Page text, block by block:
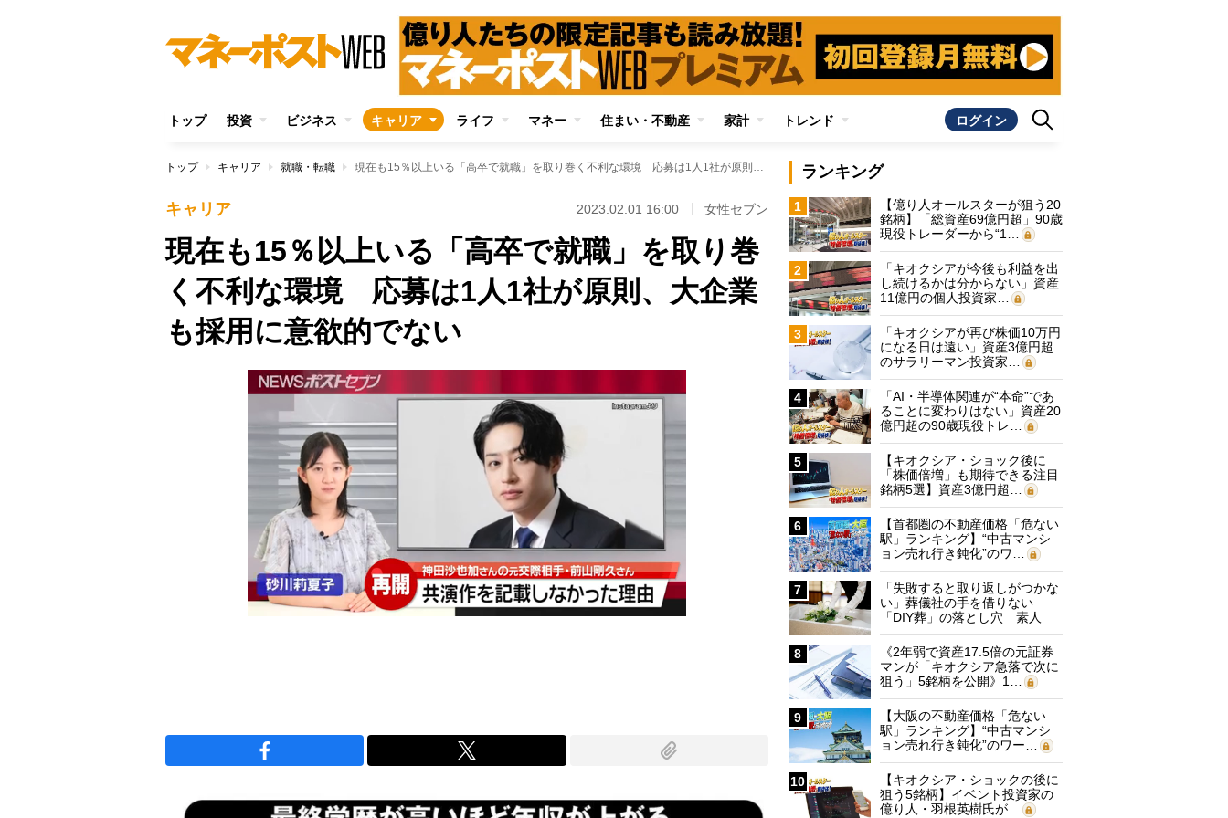
トップ 投資 ビジネス キャリア ライフ マネー 住まい・不動産 家計 トレンド ログイン
トップ キャリア 就職・転職 現在も15％以上いる「高卒で就職」を取り巻く不利な環境 応募は1人1社が原則、大企業も採用に意欲的でない
キャリア 2023.02.01 16:00 女性セブン
現在も15％以上いる「高卒で就職」を取り巻
く不利な環境 応募は1人1社が原則、大企業
も採用に意欲的でない
ランキング
1
【億り人オールスターが狙う20
銘柄】「総資産69億円超」90歳
現役トレーダーから“1…
2
「キオクシアが今後も利益を出
し続けるかは分からない」資産
11億円の個人投資家…
3
「キオクシアが再び株価10万円
になる日は遠い」資産3億円超
のサラリーマン投資家…
4
「AI・半導体関連が“本命”であ
ることに変わりはない」資産20
億円超の90歳現役トレ…
5
【キオクシア・ショック後に
「株価倍増」も期待できる注目
銘柄5選】資産3億円超…
6
【首都圏の不動産価格「危ない
駅」ランキング】“中古マンシ
ョン売れ行き鈍化”のワ…
7
「失敗すると取り返しがつかな
い」葬儀社の手を借りない
「DIY葬」の落とし穴 素人
に…
8
《2年弱で資産17.5倍の元証券
マンが「キオクシア急落で次に
狙う」5銘柄を公開》1…
9
【大阪の不動産価格「危ない
駅」ランキング】“中古マンシ
ョン売れ行き鈍化”のワー…
10
【キオクシア・ショックの後に
狙う5銘柄】イベント投資家の
億り人・羽根英樹氏が…